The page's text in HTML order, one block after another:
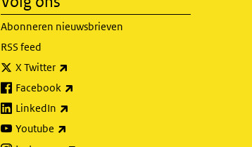
Abonneren nieuwsbrieven
RSS feed
X Twitter
Facebook
LinkedIn
Youtube